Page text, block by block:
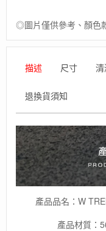
AP
女
戶
外
休
閒
運
動
褲/
◎圖片僅供參考、顏色
描述 尺寸
退換貨須知
產品品名：W
產品材質：